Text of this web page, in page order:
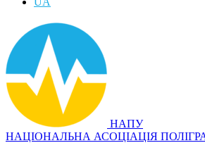
НАПУ
НАЦІОНАЛЬНА АСОЦІАЦІЯ